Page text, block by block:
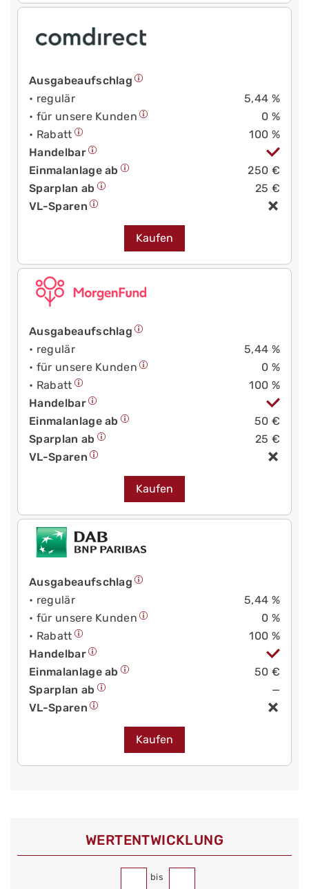
Ausgabeaufschlag
• regulär
5,44 %
• für unsere Kunden
0 %
• Rabatt
100 %
Handelbar
Einmalanlage ab
250 €
Sparplan ab
25 €
VL-Sparen
Kaufen
Ausgabeaufschlag
• regulär
5,44 %
• für unsere Kunden
0 %
• Rabatt
100 %
Handelbar
Einmalanlage ab
50 €
Sparplan ab
25 €
VL-Sparen
Kaufen
Ausgabeaufschlag
• regulär
5,44 %
• für unsere Kunden
0 %
• Rabatt
100 %
Handelbar
Einmalanlage ab
50 €
Sparplan ab
—
VL-Sparen
Kaufen
WERT­ENTWICKLUNG
bis